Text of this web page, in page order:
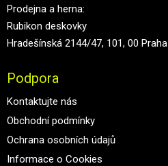
Prodejna a herna:
Rubikon deskovky
Hradešínská 2144/47, 101, 00 Praha
Podpora
Kontaktujte nás
Obchodní podmínky
Ochrana osobních údajů
Informace o Cookies